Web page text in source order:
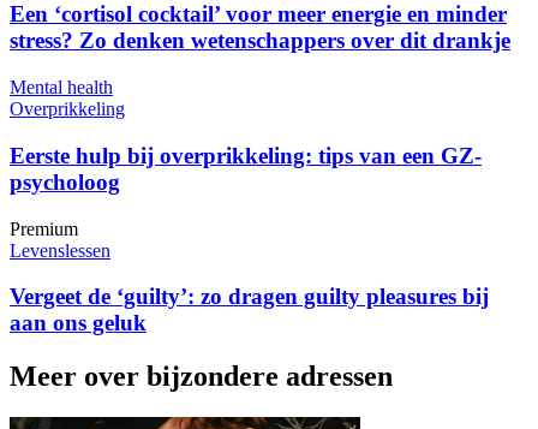
Een ‘cortisol cocktail’ voor meer energie en minder
stress? Zo denken wetenschappers over dit drankje
Mental health
Overprikkeling
Eerste hulp bij overprikkeling: tips van een GZ-
psycholoog
Premium
Levenslessen
Vergeet de ‘guilty’: zo dragen guilty pleasures bij
aan ons geluk
Meer over bijzondere adressen